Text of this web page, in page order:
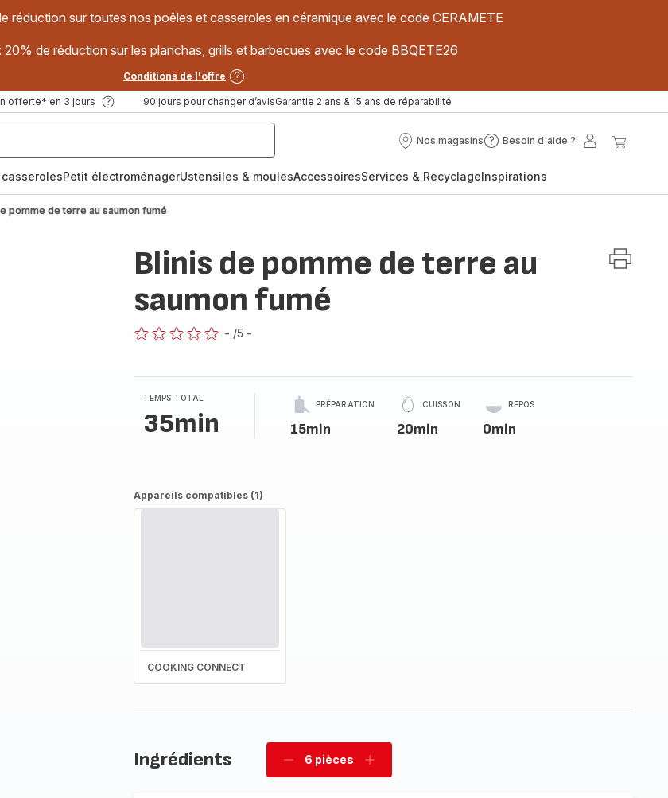
réduction sur toutes nos poêles et casseroles en céramique avec le code CERAMETE
de réduction sur les planchas, grills et barbecues avec le code BBQETE26
Conditions de l'offre
offerte* en 3 jours 90 jours pour changer d’avisGarantie 2 ans & 15 ans de réparabilité
Nos magasins
Nos
Besoin d'aide ?
Besoin
?
Mon
Petit électroménagerUstensiles & moulesAccessoiresServices & RecyclageInspirations
pomme de terre au saumon fumé
Blinis de pomme de terre au
saumon fumé
- /5 -
TEMPS TOTAL
35min
PRÉPARATION
15min
CUISSON
20min
REPOS
0min
Appareils compatibles (1)
COOKING CONNECT
Ingrédients
Supprimer
6 pièces
Ajouter